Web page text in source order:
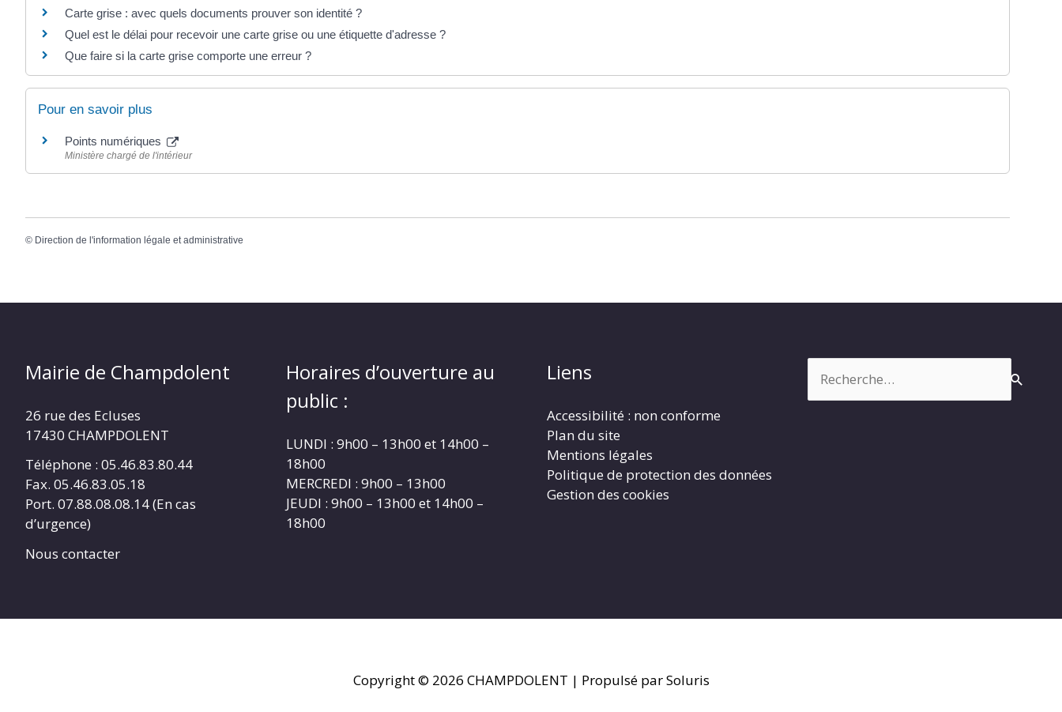
Carte grise : avec quels documents prouver son identité ?
Quel est le délai pour recevoir une carte grise ou une étiquette d'adresse ?
Que faire si la carte grise comporte une erreur ?
Pour en savoir plus
Points numériques
Ministère chargé de l'intérieur
© Direction de l'information légale et administrative
Mairie de Champdolent
26 rue des Ecluses
17430 CHAMPDOLENT
Téléphone : 05.46.83.80.44
Fax. 05.46.83.05.18
Port. 07.88.08.08.14 (En cas
d’urgence)
Nous contacter
Horaires d’ouverture au
public :
LUNDI : 9h00 – 13h00 et 14h00 –
18h00
MERCREDI : 9h00 – 13h00
JEUDI : 9h00 – 13h00 et 14h00 –
18h00
Liens
Accessibilité : non conforme
Plan du site
Mentions légales
Politique de protection des données
Gestion des cookies
Copyright © 2026 CHAMPDOLENT | Propulsé par Soluris